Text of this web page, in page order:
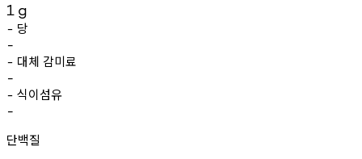
1 g
- 당
-
- 대체 감미료
-
- 식이섬유
-
단백질